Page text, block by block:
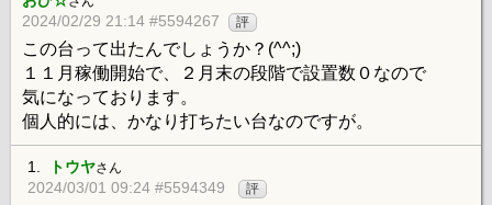
2024/02/29 21:14 #5594267 評
この台って出たんでしょうか？(^^;)
１１月稼働開始で、２月末の段階で設置数０なので
気になっております。
個人的には、かなり打ちたい台なのですが。
1. トウヤさん
2024/03/01 09:24 #5594349 評